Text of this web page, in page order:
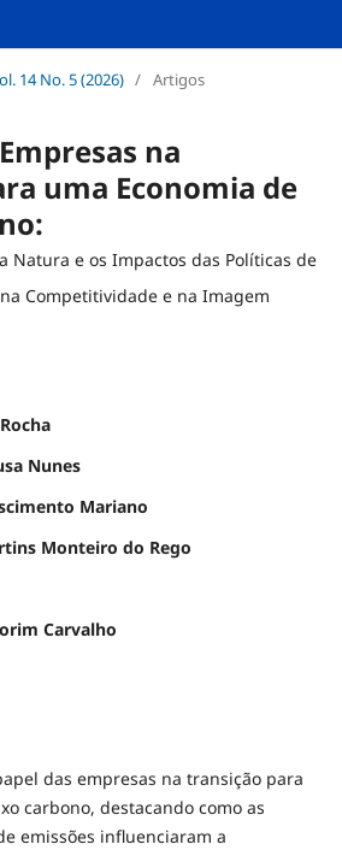
14 No. 5 (2026) / Artigos
na
uma Economia de
Natura e os Impactos das Políticas de
Competitividade e na Imagem
Nunes
Mariano
Monteiro do Rego
Carvalho
das empresas na transição para
carbono, destacando como as
emissões influenciaram a